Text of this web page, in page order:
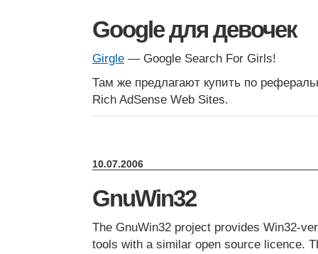
Google для девочек
Girgle — Google Search For Girls!
Там же предлагают купить по
Rich AdSense Web Sites.
10.07.2006
GnuWin32
The GnuWin32 project provides Win32-
tools with a similar open source licence.